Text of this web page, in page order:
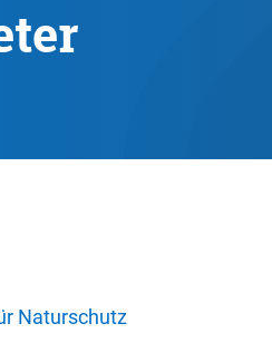
Naturschutz